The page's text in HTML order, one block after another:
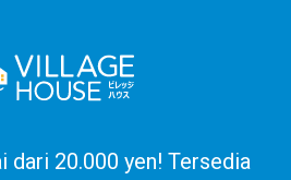
dari 20.000 yen! Tersedia